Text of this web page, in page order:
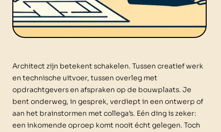
Architect zijn betekent schakelen. Tussen creatief werk
en technische uitvoer, tussen overleg met
opdrachtgevers en afspraken op de bouwplaats. Je
bent onderweg, in gesprek, verdiept in een ontwerp of
aan het brainstormen met collega’s. Eén ding is zeker:
een inkomende oproep komt nooit écht gelegen. Toch